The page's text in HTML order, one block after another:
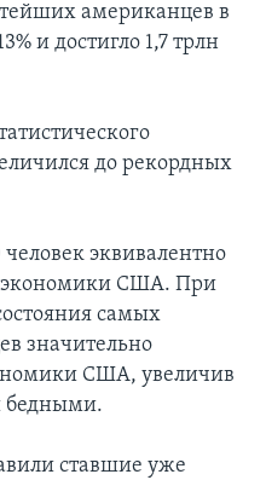
американцев в
и достигло 1,7 трлн
до рекордных
эквивалентно
экономики США. При
самых
значительно
США, увеличив
бедными.
ставшие уже